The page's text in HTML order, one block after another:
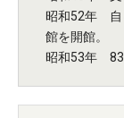
昭和52年 自
館を開館。
昭和53年 83